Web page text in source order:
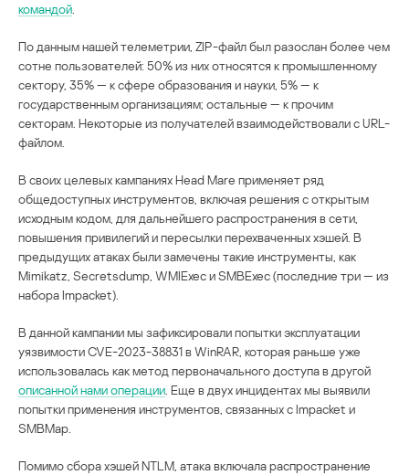
командой
По данным нашей телеметрии, ZIP-файл был разослан более чем
сотне пользователей: 50% из них относятся к промышленному
сектору, 35% — к сфере образования и науки, 5% — к
государственным организациям; остальные — к прочим
секторам. Некоторые из получателей взаимодействовали с URL-
файлом.
В своих целевых кампаниях Head Mare применяет ряд
общедоступных инструментов, включая решения с открытым
исходным кодом, для дальнейшего распространения в сети,
повышения привилегий и пересылки перехваченных хэшей. В
предыдущих атаках были замечены такие инструменты, как
Mimikatz, Secretsdump, WMIExec и SMBExec (последние три — из
набора Impacket).
В данной кампании мы зафиксировали попытки эксплуатации
уязвимости CVE-2023-38831 в WinRAR, которая раньше уже
использовалась как метод первоначального доступа в другой
описанной нами операции . Еще в двух инцидентах мы выявили
попытки применения инструментов, связанных с Impacket и
SMBMap.
Помимо сбора хэшей NTLM, атака включала распространение